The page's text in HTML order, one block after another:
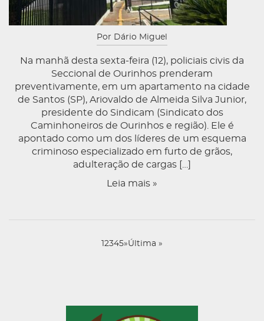
Por Dário Miguel
Na manhã desta sexta-feira (12), policiais civis da
Seccional de Ourinhos prenderam
preventivamente, em um apartamento na cidade
de Santos (SP), Ariovaldo de Almeida Silva Junior,
presidente do Sindicam (Sindicato dos
Caminhoneiros de Ourinhos e região). Ele é
apontado como um dos líderes de um esquema
criminoso especializado em furto de grãos,
adulteração de cargas […]
Leia mais »
2345»Última »